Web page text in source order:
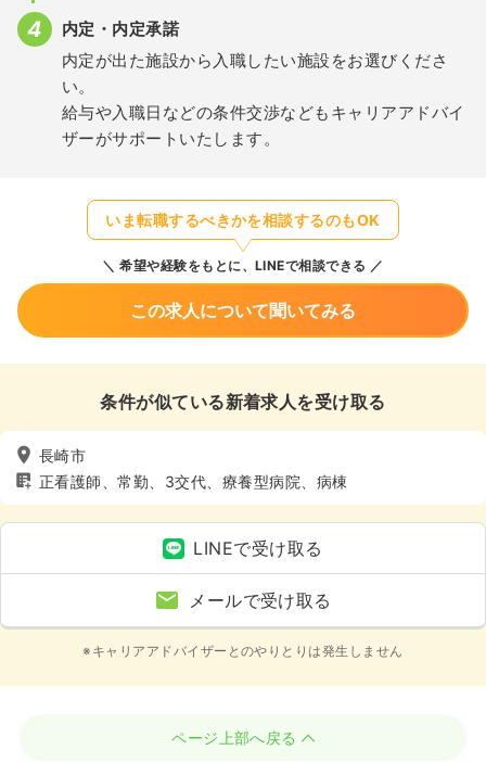
内定・内定承諾
内定が出た施設から入職したい施設をお選びくださ
い。
給与や入職日などの条件交渉などもキャリアアドバイ
ザーがサポートいたします。
いま転職するべきかを相談するのもOK
希望や経験をもとに、LINEで相談できる
この求人について聞いてみる
条件が似ている新着求人を受け取る
長崎市
正看護師、常勤、3交代、療養型病院、病棟
LINEで受け取る
メールで受け取る
※キャリアアドバイザーとのやりとりは発生しません
ページ上部へ戻る